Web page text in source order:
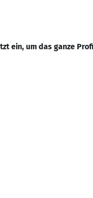
ein, um das ganze